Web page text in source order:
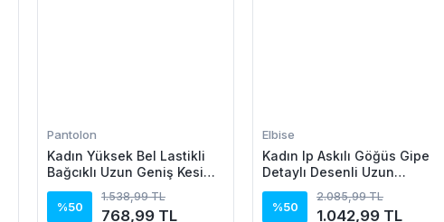
Pantolon
Kadın Yüksek Bel Lastikli
Bağcıklı Uzun Geniş Kesim
Detaylı Krinkıl Pantolon
%50
1.538,99 TL
768,99 TL
Elbise
Kadın Ip Askılı Göğüs Gipe
Detaylı Desenli Uzun
Süprem Elbise
%50
2.085,99 TL
1.042,99 TL